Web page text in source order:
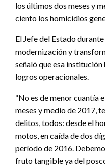
los últimos dos meses y
ciento los homicidios
El Jefe del Estado
modernización y
señaló que esa
logros operacionales.
“No es de menor cuantía
meses y medio de 2017,
delitos, todos: desde el
motos, en caída de dos
período de 2016.
fruto tangible ya del